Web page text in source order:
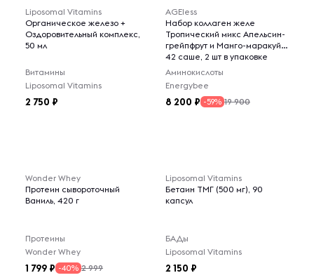
Liposomal Vitamins
Органическое железо +
Оздоровительный комплекс,
50 мл
Витамины
Liposomal Vitamins
2 750
AGEless
Набор коллаген желе
Тропический микс Апельсин-
грейпфрут и Манго-маракуйя
42 саше, 2 шт в упаковке
Аминокислоты
Energybee
8 200 -59% 19 900
Wonder Whey
Протеин сывороточный
Ваниль, 420 г
Протеины
Wonder Whey
1 799 -40% 2 999
Liposomal Vitamins
Бетаин ТМГ (500 мг), 90
капсул
БАДы
Liposomal Vitamins
2 150